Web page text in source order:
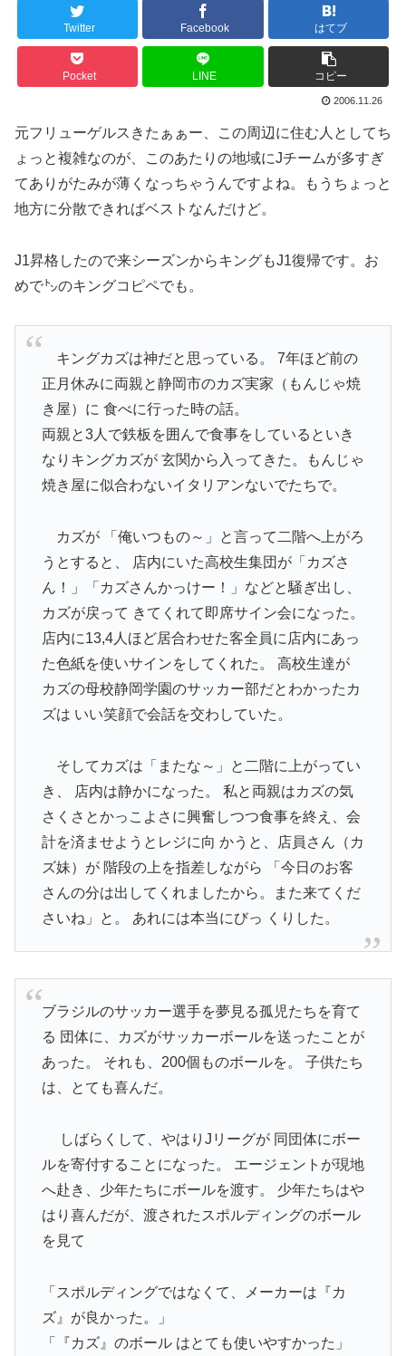
Twitter Facebook はてブ
Pocket LINE コピー
2006.11.26
元フリューゲルスきたぁぁー、この周辺に住む人としてち
ょっと複雑なのが、このあたりの地域にJチームが多すぎ
てありがたみが薄くなっちゃうんですよね。もうちょっと
地方に分散できればベストなんだけど。
J1昇格したので来シーズンからキングもJ1復帰です。お
めで㌧のキングコピペでも。
キングカズは神だと思っている。 7年ほど前の
正月休みに両親と静岡市のカズ実家（もんじゃ焼
き屋）に 食べに行った時の話。
両親と3人で鉄板を囲んで食事をしているといき
なりキングカズが 玄関から入ってきた。もんじゃ
焼き屋に似合わないイタリアンないでたちで。
カズが 「俺いつもの～」と言って二階へ上がろ
うとすると、 店内にいた高校生集団が「カズさ
ん！」「カズさんかっけー！」などと騒ぎ出し、
カズが戻って きてくれて即席サイン会になった。
店内に13,4人ほど居合わせた客全員に店内にあっ
た色紙を使いサインをしてくれた。 高校生達が
カズの母校静岡学園のサッカー部だとわかったカ
ズは いい笑顔で会話を交わしていた。
そしてカズは「またな～」と二階に上がってい
き、 店内は静かになった。 私と両親はカズの気
さくさとかっこよさに興奮しつつ食事を終え、会
計を済ませようとレジに向 かうと、店員さん（カ
ズ妹）が 階段の上を指差しながら 「今日のお客
さんの分は出してくれましたから。また来てくだ
さいね」と。 あれには本当にびっ くりした。
ブラジルのサッカー選手を夢見る孤児たちを育て
る 団体に、カズがサッカーボールを送ったことが
あった。 それも、200個ものボールを。 子供たち
は、とても喜んだ。
しばらくして、やはりJリーグが 同団体にボー
ルを寄付することになった。 エージェントが現地
へ赴き、少年たちにボールを渡す。 少年たちはや
はり喜んだが、渡されたスポルディングのボール
を見て
「スポルディングではなくて、メーカーは『カ
ズ』が良かった。」
「『カズ』のボール はとても使いやすかった」